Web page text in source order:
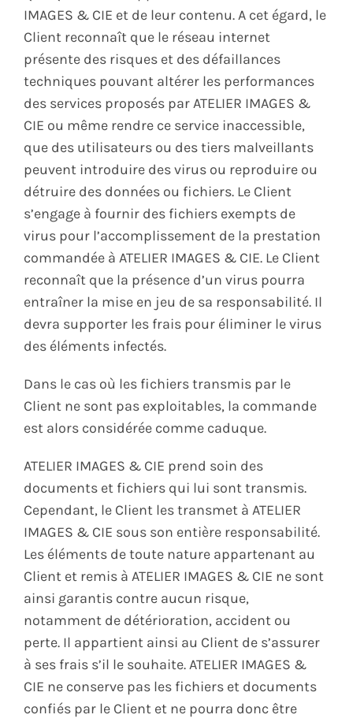
IMAGES & CIE et de leur contenu. A cet égard, le
Client reconnaît que le réseau internet
présente des risques et des défaillances
techniques pouvant altérer les performances
des services proposés par ATELIER IMAGES &
CIE ou même rendre ce service inaccessible,
que des utilisateurs ou des tiers malveillants
peuvent introduire des virus ou reproduire ou
détruire des données ou fichiers. Le Client
s’engage à fournir des fichiers exempts de
virus pour l’accomplissement de la prestation
commandée à ATELIER IMAGES & CIE. Le Client
reconnaît que la présence d’un virus pourra
entraîner la mise en jeu de sa responsabilité. Il
devra supporter les frais pour éliminer le virus
des éléments infectés.
Dans le cas où les fichiers transmis par le
Client ne sont pas exploitables, la commande
est alors considérée comme caduque.
ATELIER IMAGES & CIE prend soin des
documents et fichiers qui lui sont transmis.
Cependant, le Client les transmet à ATELIER
IMAGES & CIE sous son entière responsabilité.
Les éléments de toute nature appartenant au
Client et remis à ATELIER IMAGES & CIE ne sont
ainsi garantis contre aucun risque,
notamment de détérioration, accident ou
perte. Il appartient ainsi au Client de s’assurer
à ses frais s’il le souhaite. ATELIER IMAGES &
CIE ne conserve pas les fichiers et documents
confiés par le Client et ne pourra donc être